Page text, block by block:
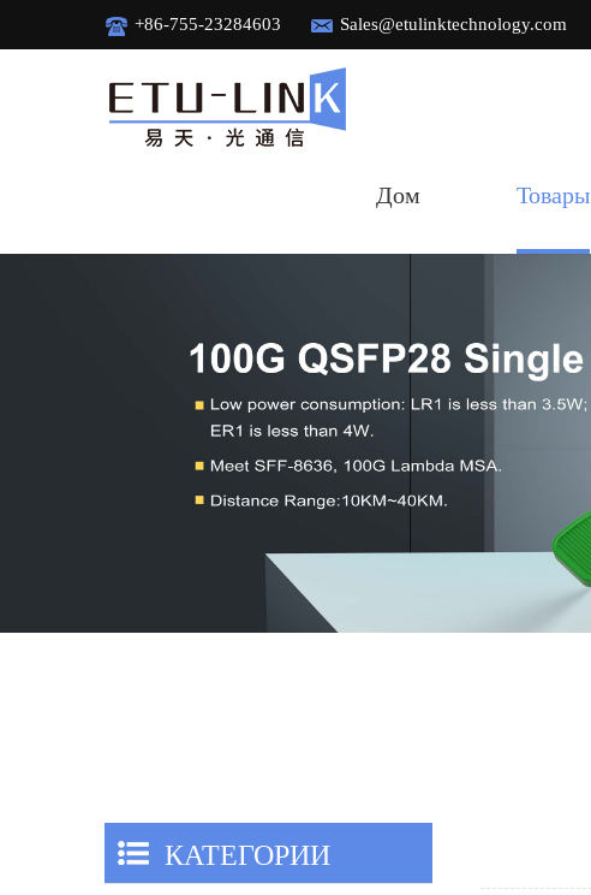
+86-755-23284603 Sales@etulinktechnology.com
Дом Товары
КАТЕГОРИИ